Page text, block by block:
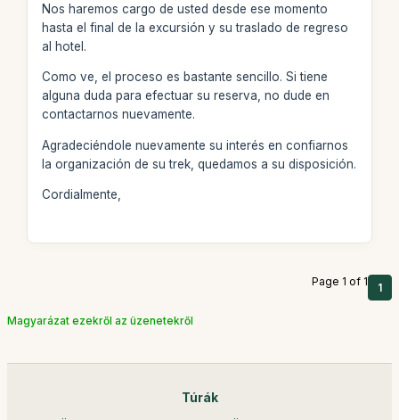
Nos haremos cargo de usted desde ese momento
hasta el final de la excursión y su traslado de regreso
al hotel.
Como ve, el proceso es bastante sencillo. Si tiene
alguna duda para efectuar su reserva, no dude en
contactarnos nuevamente.
Agradeciéndole nuevamente su interés en confiarnos
la organización de su trek, quedamos a su disposición.
Cordialmente,
Page 1 of 1 1
Magyarázat ezekről az üzenetekről
Túrák